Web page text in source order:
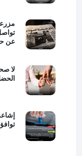
عن
لا
الحضانة إلى